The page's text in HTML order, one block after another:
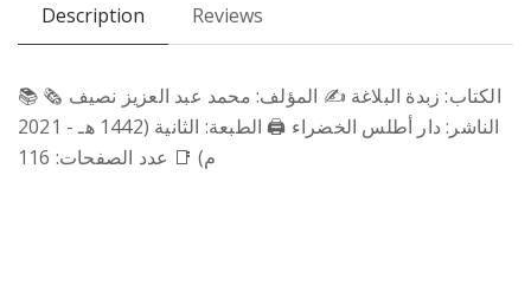
Description Reviews
📚 الكتاب: زبدة البلاغة ✍️ المؤلف: محمد عبد العزيز نصيف 🗞
الناشر: دار أطلس الخضراء 🖨 الطبعة: الثانية (1442 هـ - 2021
م) 📑 عدد الصفحات: 116